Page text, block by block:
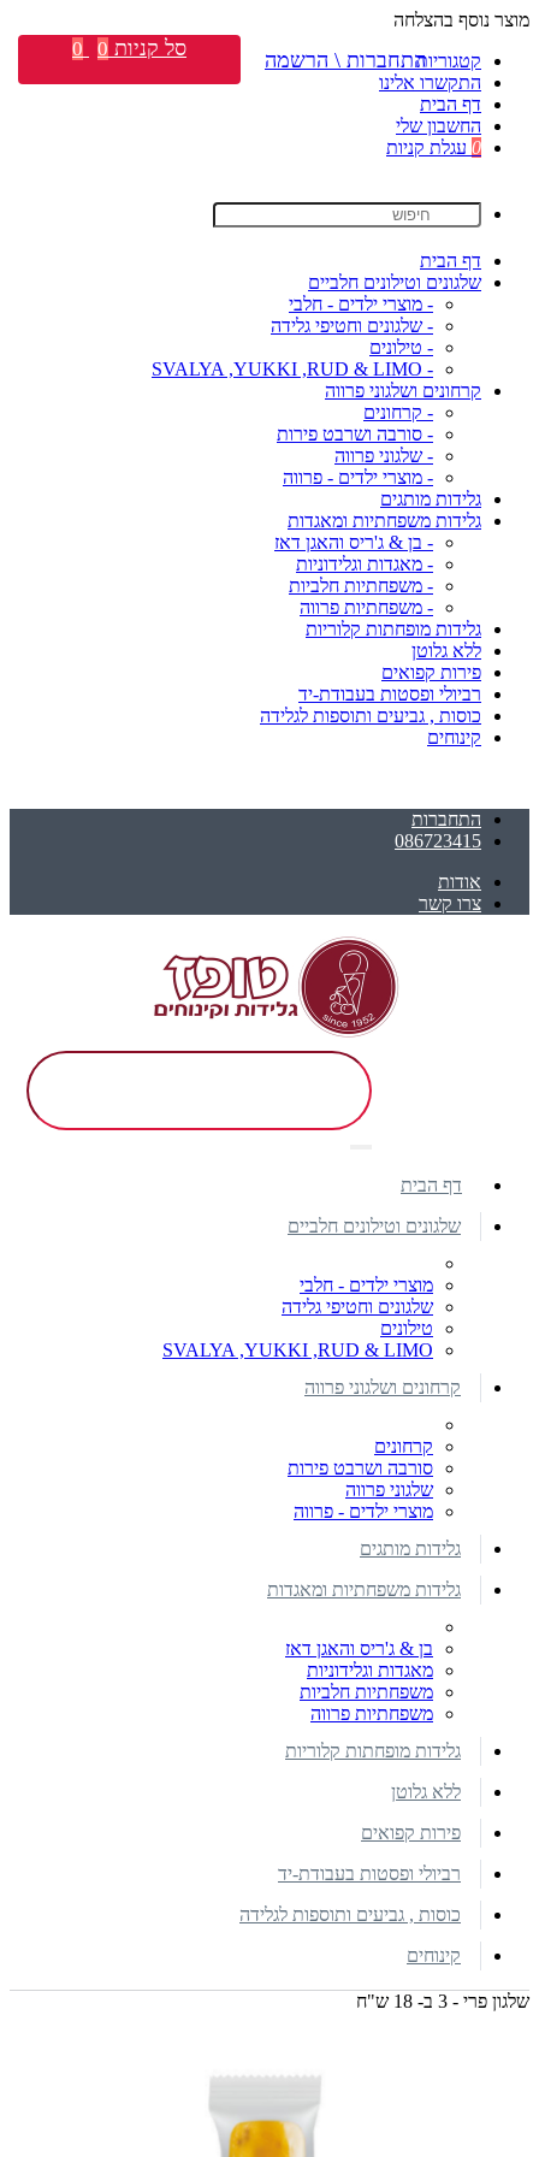
מוצר נוסף בהצלחה
קטגוריות
התקשרו אלינו
דף הבית
החשבון שלי
0 עגלת קניות
דף הבית
שלגונים וטילונים חלביים
- מוצרי ילדים - חלבי
- שלגונים וחטיפי גלידה
- טילונים
- SVALYA ,YUKKI ,RUD & LIMO
קרחונים ושלגוני פרווה
- קרחונים
- סורבה ושרבט פירות
- שלגוני פרווה
- מוצרי ילדים - פרווה
גלידות מותגים
גלידות משפחתיות ומאגדות
- בן & ג'ריס והאגן דאז
- מאגדות וגלידוניות
- משפחתיות חלביות
- משפחתיות פרווה
גלידות מופחתות קלוריות
ללא גלוטן
פירות קפואים
רביולי ופסטות בעבודת-יד
כוסות , גביעים ותוספות לגלידה
קינוחים
התחברות
086723415
אודות
צרו קשר
התחברות \ הרשמה סל קניות 0
0
דף הבית
שלגונים וטילונים חלביים
מוצרי ילדים - חלבי
שלגונים וחטיפי גלידה
טילונים
SVALYA ,YUKKI ,RUD & LIMO
קרחונים ושלגוני פרווה
קרחונים
סורבה ושרבט פירות
שלגוני פרווה
מוצרי ילדים - פרווה
גלידות מותגים
גלידות משפחתיות ומאגדות
בן & ג'ריס והאגן דאז
מאגדות וגלידוניות
משפחתיות חלביות
משפחתיות פרווה
גלידות מופחתות קלוריות
ללא גלוטן
פירות קפואים
רביולי ופסטות בעבודת-יד
כוסות , גביעים ותוספות לגלידה
קינוחים
שלגון פרי - 3 ב- 18 ש"ח